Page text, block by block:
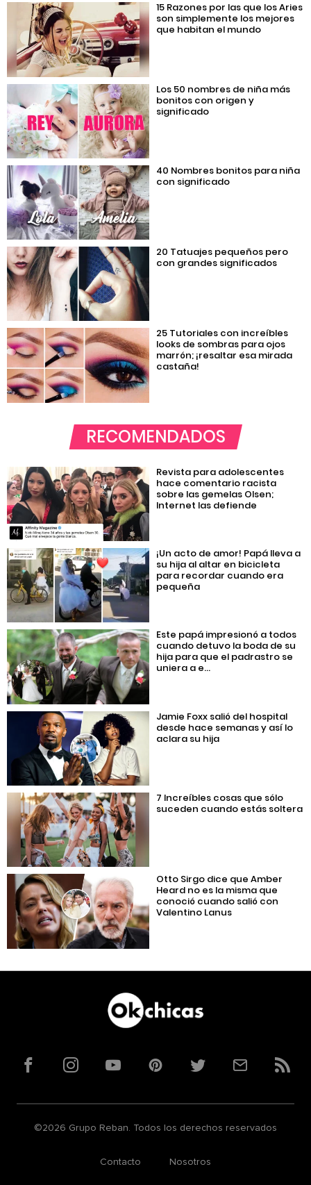
15 Razones por las que los Aries
son simplemente los mejores
que habitan el mundo
Los 50 nombres de niña más
bonitos con origen y
significado
40 Nombres bonitos para niña
con significado
20 Tatuajes pequeños pero
con grandes significados
25 Tutoriales con increíbles
looks de sombras para ojos
marrón; ¡resaltar esa mirada
castaña!
RECOMENDADOS
Revista para adolescentes
hace comentario racista
sobre las gemelas Olsen;
Internet las defiende
¡Un acto de amor! Papá lleva a
su hija al altar en bicicleta
para recordar cuando era
pequeña
Este papá impresionó a todos
cuando detuvo la boda de su
hija para que el padrastro se
uniera a e...
Jamie Foxx salió del hospital
desde hace semanas y así lo
aclara su hija
7 Increíbles cosas que sólo
suceden cuando estás soltera
Otto Sirgo dice que Amber
Heard no es la misma que
conoció cuando salió con
Valentino Lanus
FacebookInstagramYouTubePinterestTwitterCorreoRSS
©2026 Grupo Reban. Todos los derechos reservados
Contacto Nosotros